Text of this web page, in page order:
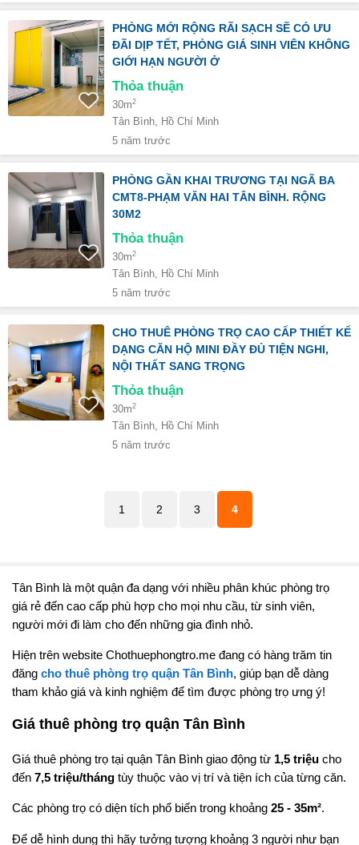
PHÒNG MỚI RỘNG RÃI SẠCH SẼ CÓ ƯU
ĐÃI DỊP TẾT, PHÒNG GIÁ SINH VIÊN KHÔNG
GIỚI HẠN NGƯỜI Ở
Thỏa thuận
30m2
Tân Bình, Hồ Chí Minh
5 năm trước
PHÒNG GẦN KHAI TRƯƠNG TẠI NGÃ BA
CMT8-PHẠM VĂN HAI TÂN BÌNH. RỘNG
30M2
Thỏa thuận
30m2
Tân Bình, Hồ Chí Minh
5 năm trước
CHO THUÊ PHÒNG TRỌ CAO CẤP THIẾT KẾ
DẠNG CĂN HỘ MINI ĐẦY ĐỦ TIỆN NGHI,
NỘI THẤT SANG TRỌNG
Thỏa thuận
30m2
Tân Bình, Hồ Chí Minh
5 năm trước
1 2 3 4
Tân Bình là một quận đa dạng với nhiều phân khúc phòng trọ
giá rẻ đến cao cấp phù hợp cho mọi nhu cầu, từ sinh viên,
người mới đi làm cho đến những gia đình nhỏ.
Hiện trên website Chothuephongtro.me đang có hàng trăm tin
đăng cho thuê phòng trọ quận Tân Bình, giúp bạn dễ dàng
tham khảo giá và kinh nghiệm để tìm được phòng trọ ưng ý!
Giá thuê phòng trọ quận Tân Bình
Giá thuê phòng trọ tại quận Tân Bình giao động từ 1,5 triệu cho
đến 7,5 triệu/tháng tùy thuộc vào vị trí và tiện ích của từng căn.
Các phòng trọ có diện tích phổ biến trong khoảng 25 - 35m².
Để dễ hình dung thì hãy tưởng tượng khoảng 3 người như bạn